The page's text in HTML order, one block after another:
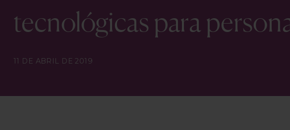
tecnológicas para
11 DE ABRIL DE 2019